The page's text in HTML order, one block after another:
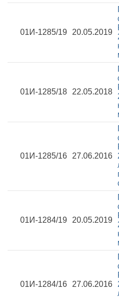
01И-1285/19 20.05.2019
01И-1285/18 22.05.2018
01И-1285/16 27.06.2016
01И-1284/19 20.05.2019
01И-1284/16 27.06.2016